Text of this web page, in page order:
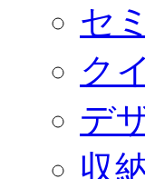
セ
ク
デ
収